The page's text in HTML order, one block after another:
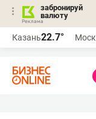
забронируй
валюту
Казань22.7°